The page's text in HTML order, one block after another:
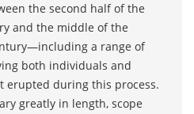
the second half of the
and the middle of the
a range of
both individuals and
erupted during this process.
greatly in length, scope